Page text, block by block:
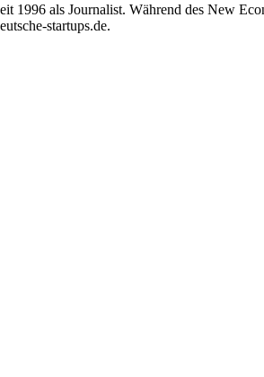
1996 als Journalist. Während des New
startups.de.